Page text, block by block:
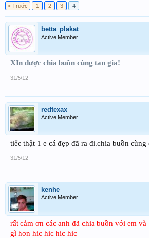
< Trước 1 2 3 4
betta_plakat
Active Member
XIn được chia buồn cùng tan gia!
31/5/12
redtexax
Active Member
tiếc thật 1 e cá đẹp đã ra đi.chia buồn cùng
31/5/12
kenhe
Active Member
rất cảm ơn các anh đã chia buồn với em
gì hơn hic hic hic hic